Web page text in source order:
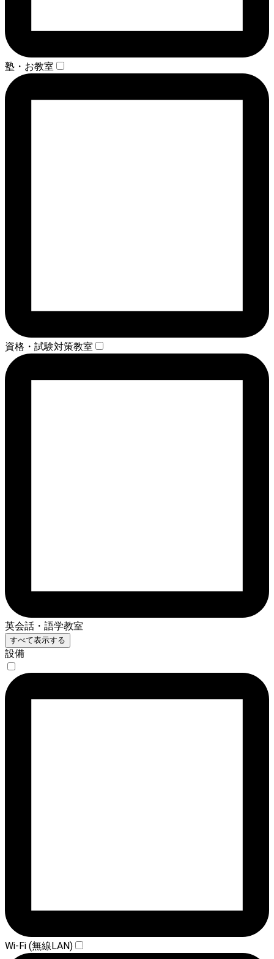
塾・お教室
資格・試験対策教室
英会話・語学教室
すべて表示する
設備
Wi-Fi (無線LAN)